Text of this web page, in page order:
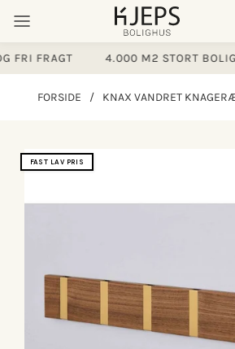
indhold
FRI FRAGT 4.000 M2 STORT
FORSIDE / KNAX VANDRET
FAST LAV PRIS
til